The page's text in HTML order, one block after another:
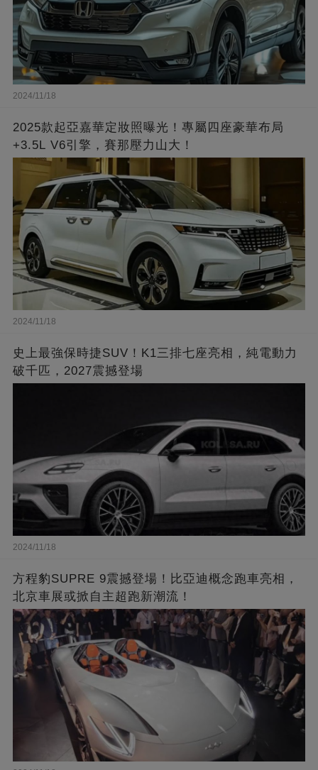
2024/11/18
2025款起亞嘉華定妝照曝光！專屬四座豪華布局
+3.5L V6引擎，賽那壓力山大！
2024/11/18
史上最強保時捷SUV！K1三排七座亮相，純電動力
破千匹，2027震撼登場
2024/11/18
方程豹SUPRE 9震撼登場！比亞迪概念跑車亮相，
北京車展或掀自主超跑新潮流！